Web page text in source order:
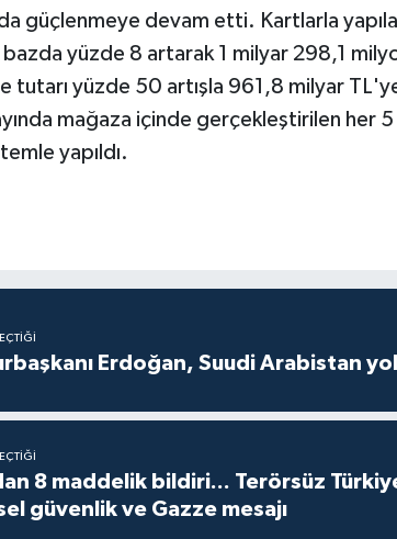
da güçlenmeye devam etti. Kartlarla
bazda yüzde 8 artarak 1 milyar 298,1
tutarı yüzde 50 artışla 961,8 milyar
mağaza içinde gerçekleştirilen her 5
yapıldı.
Erdoğan, Suudi Arabistan
8 maddelik bildiri... Terörsüz
güvenlik ve Gazze mesajı